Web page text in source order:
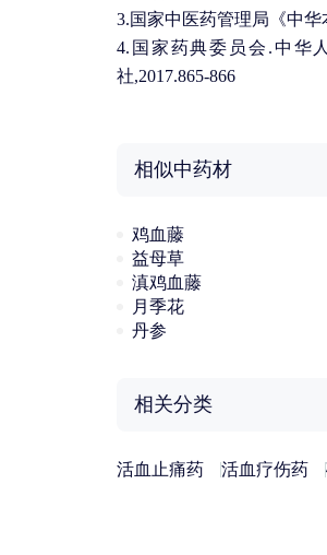
3.国家中医药管理局《中华
4.国家药典委员会.中华
社,2017.865-866
相似中药材
鸡血藤
益母草
滇鸡血藤
月季花
丹参
相关分类
活血止痛药 活血疗伤药